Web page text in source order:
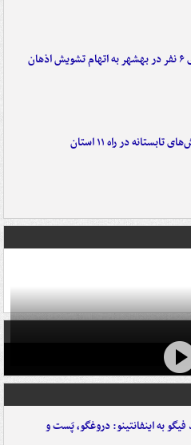
دستگیری ۶ نفر در بهشهر به اتهام تشویش اذهان
تابستانه در راه ۱۱ استان
به اینفانتینو: دروغگو، پَست‌ و